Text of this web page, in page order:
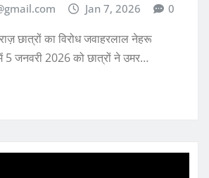
Jan 7, 2026 0
छात्रों का विरोध जवाहरलाल नेहरू
5 जनवरी 2026 को छात्रों ने उमर…